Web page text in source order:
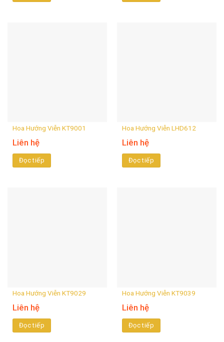
Hoa Hướng Viễn KT9001
Liên hệ
Đọc tiếp
Hoa Hướng Viễn LHD612
Liên hệ
Đọc tiếp
Hoa Hướng Viễn KT9029
Liên hệ
Đọc tiếp
Hoa Hướng Viễn KT9039
Liên hệ
Đọc tiếp